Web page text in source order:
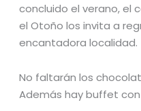
concluido el verano, el
el Otoño los invita a
encantadora localidad.
No faltarán los
Además hay buffet